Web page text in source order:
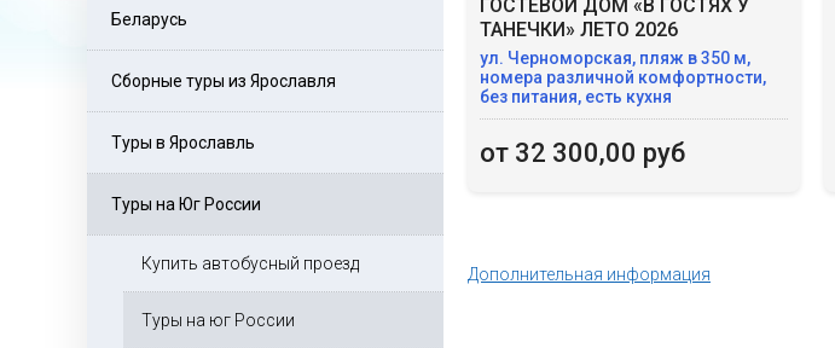
Беларусь
Сборные туры из Ярославля
Туры в Ярославль
Туры на Юг России
Купить автобусный проезд
Туры на юг России
ГОСТЕВОЙ ДОМ «В ГОСТЯХ У
ТАНЕЧКИ» ЛЕТО 2026
ул. Черноморская, пляж в 350 м,
номера различной комфортности,
без питания, есть кухня
от 32 300,00 руб
Дополнительная информация